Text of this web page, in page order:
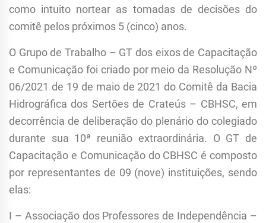
como intuito nortear as tomadas de decisões do
comitê pelos próximos 5 (cinco) anos.
O Grupo de Trabalho – GT dos eixos de Capacitação
e Comunicação foi criado por meio da Resolução Nº
06/2021 de 19 de maio de 2021 do Comitê da Bacia
Hidrográfica dos Sertões de Crateús – CBHSC, em
decorrência de deliberação do plenário do colegiado
durante sua 10ª reunião extraordinária. O GT de
Capacitação e Comunicação do CBHSC é composto
por representantes de 09 (nove) instituições, sendo
elas:
I – Associação dos Professores de Independência –